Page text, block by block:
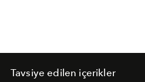
Tavsiye edilen içerikler